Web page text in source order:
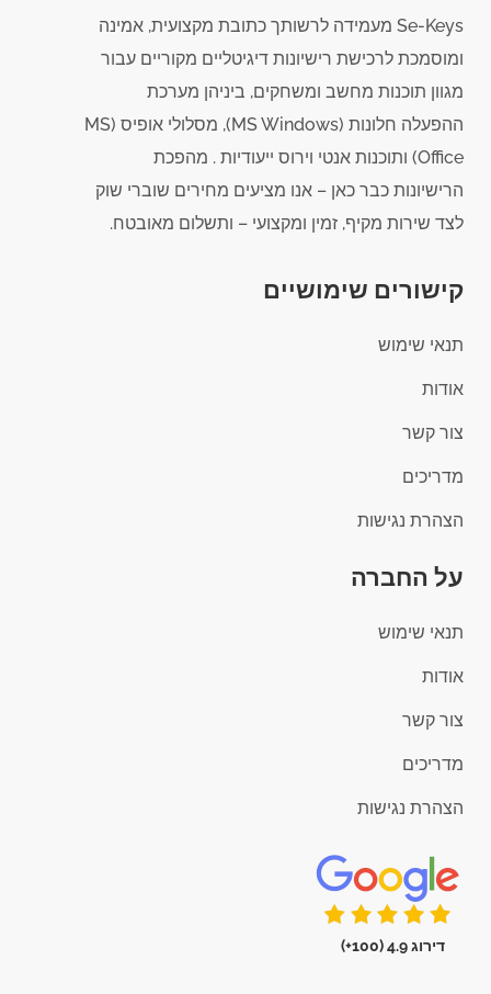
Se-Keys מעמידה לרשותך כתובת מקצועית, אמינה
ומוסמכת לרכישת רישיונות דיגיטליים מקוריים עבור
מגוון תוכנות מחשב ומשחקים, ביניהן מערכת
ההפעלה חלונות (MS Windows), מסלולי אופיס (MS
Office) ותוכנות אנטי וירוס ייעודיות . מהפכת
הרישיונות כבר כאן – אנו מציעים מחירים שוברי שוק
לצד שירות מקיף, זמין ומקצועי – ותשלום מאובטח.
קישורים שימושיים
תנאי שימוש
אודות
צור קשר
מדריכים
הצהרת נגישות
על החברה
תנאי שימוש
אודות
צור קשר
מדריכים
הצהרת נגישות
דירוג 4.9 (100+)